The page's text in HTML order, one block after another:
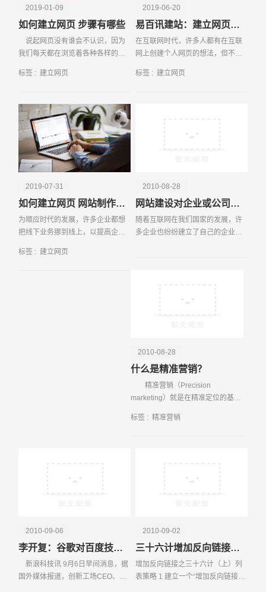
2019-01-09
如何建立网页 步骤有哪些
说起网页没有谁会不认识，因为
我们每天都在浏览着各种各样的网
自己的网页呢？实际上网页的制作
够熟悉制作流程和准备
标签 : 建立网页
2019-06-20
易百讯建站：建立网页的注意事项
在互联网时代，许多人都有在互联
网上创建个人网页的想法，但不是
要涉及到涉及、编程、优化等等，
标签 : 建立网页
2019-07-31
如何建立网页 网站制作流程有哪些
为顺应时代的发展，许多企业都想
把线下业务挪到线上，以提高企业
设。为了很好的来发展企业的潜在
标签 : 建立网页
2010-08-28
网站建设对企业或公司的作用有什么
随着互联网在我们国家的发展，许
多企业也纷纷建立了自己的企业网
2010-08-28
什么是精准营销？
精准营销（Precision
marketing）就是在精准定位的基础
性化的顾客沟通服务体系，实现企
标签 : 精准营销
2010-09-02
三十六计增加反向链接（上）
增加反向链接之三十六计（上）列
表策略 1 建立一个“增加反向链接之
2010-09-06
李开复：谷歌对百度技术优势已经减弱
新浪科技讯 9月6日早间消息，据
国外媒体报道，创新工场CEO、谷
请输入您的公司名称
微信号